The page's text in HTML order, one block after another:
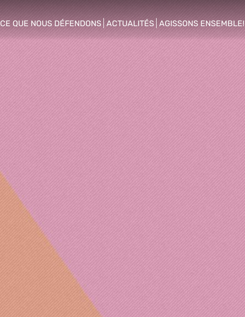
CE QUE NOUS DÉFENDONS
show/hide sub menu
ACTUALITÉS
show/hide sub menu
AGISSONS ENSEMBLE!
show/hide sub menu